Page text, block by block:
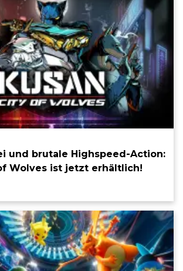
und brutale Highspeed-Action:
Wolves ist jetzt erhältlich!